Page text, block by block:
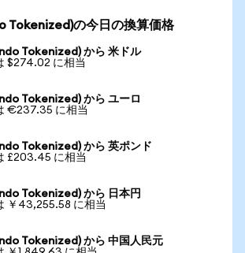
Tokenized)の今日の換算価格
Tokenized) から 米ドル
$274.02 に相当
Tokenized) から ユーロ
€237.35 に相当
Tokenized) から 英ポンド
£203.45 に相当
Tokenized) から 日本円
￥43,255.58 に相当
Tokenized) から 中国人民元